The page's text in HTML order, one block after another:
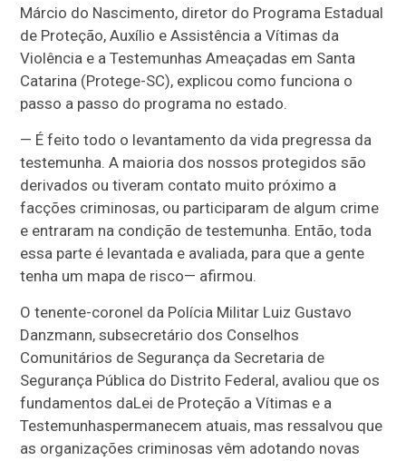
Márcio do Nascimento, diretor do Programa Estadual
de Proteção, Auxílio e Assistência a Vítimas da
Violência e a Testemunhas Ameaçadas em Santa
Catarina (Protege-SC), explicou como funciona o
passo a passo do programa no estado.
— É feito todo o levantamento da vida pregressa da
testemunha. A maioria dos nossos protegidos são
derivados ou tiveram contato muito próximo a
facções criminosas, ou participaram de algum crime
e entraram na condição de testemunha. Então, toda
essa parte é levantada e avaliada, para que a gente
tenha um mapa de risco— afirmou.
O tenente-coronel da Polícia Militar Luiz Gustavo
Danzmann, subsecretário dos Conselhos
Comunitários de Segurança da Secretaria de
Segurança Pública do Distrito Federal, avaliou que os
fundamentos daLei de Proteção a Vítimas e a
Testemunhaspermanecem atuais, mas ressalvou que
as organizações criminosas vêm adotando novas